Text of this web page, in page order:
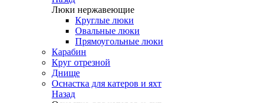
Люки нержавеющие
Круглые люки
Овальные люки
Прямоугольные люки
Карабин
Круг отрезной
Днище
Оснастка для катеров и яхт
Назад